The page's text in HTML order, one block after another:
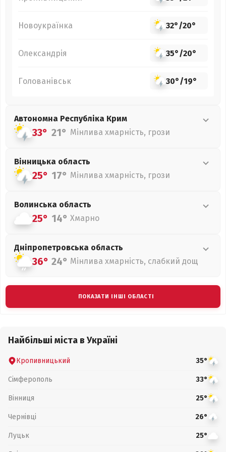
Новоукраїнка 32°/20°
Олександрія 35°/20°
Голованівськ 30°/19°
Автономна Республіка Крим
33° 21° Мінлива хмарність, грози
Вінницька область
25° 17° Мінлива хмарність, грози
Волинська область
25° 14° Хмарно
Дніпропетровська область
36° 24° Мінлива хмарність, слабкий дощ
ПОКАЗАТИ ІНШІ ОБЛАСТІ
Найбільші міста в Україні
Кропивницький 35°
Сімферополь 33°
Вінниця 25°
Чернівці 26°
Луцьк 25°